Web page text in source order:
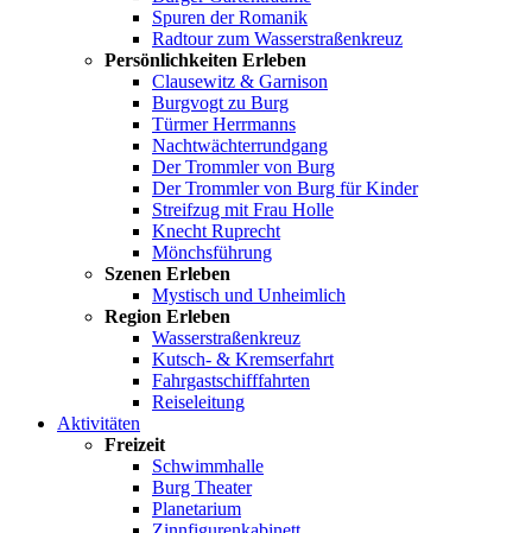
Spuren der Romanik
Radtour zum Wasserstraßenkreuz
Persönlichkeiten Erleben
Clausewitz & Garnison
Burgvogt zu Burg
Türmer Herrmanns
Nachtwächterrundgang
Der Trommler von Burg
Der Trommler von Burg für Kinder
Streifzug mit Frau Holle
Knecht Ruprecht
Mönchsführung
Szenen Erleben
Mystisch und Unheimlich
Region Erleben
Wasserstraßenkreuz
Kutsch- & Kremserfahrt
Fahrgastschifffahrten
Reiseleitung
Aktivitäten
Freizeit
Schwimmhalle
Burg Theater
Planetarium